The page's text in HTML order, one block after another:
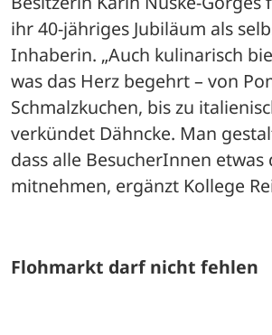
ihr 40-jähriges Jubiläum als
Inhaberin. „Auch kulinarisch
was das Herz begehrt – von
Schmalzkuchen, bis zu
verkündet Dähncke. Man
dass alle BesucherInnen etwas
mitnehmen, ergänzt Kollege
Flohmarkt darf nicht fehlen